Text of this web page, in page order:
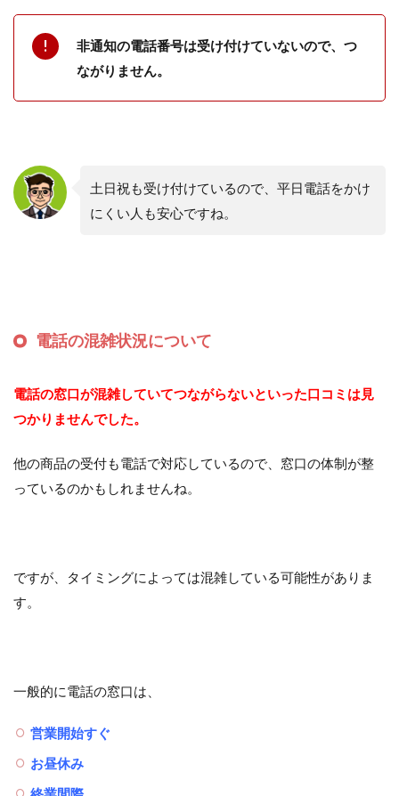
非通知の電話番号は受け付けていないので、つ
ながりません。
土日祝も受け付けているので、平日電話をかけ
にくい人も安心ですね。
電話の混雑状況について
電話の窓口が混雑していてつながらないといった口コミは見
つかりませんでした。
他の商品の受付も電話で対応しているので、窓口の体制が整
っているのかもしれませんね。
ですが、タイミングによっては混雑している可能性がありま
す。
一般的に電話の窓口は、
営業開始すぐ
お昼休み